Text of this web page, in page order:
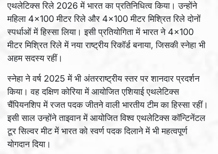
एथलेटिक्स रिले 2026 में भारत का प्रतिनिधित्व किया। उन्होंने
महिला 4×100 मीटर रिले और 4×100 मीटर मिश्रित रिले दोनों
स्पर्धाओं में हिस्सा लिया। इसी प्रतियोगिता में भारत ने 4×100
मीटर मिश्रित रिले में नया राष्ट्रीय रिकॉर्ड बनाया, जिसकी स्नेहा भी
अहम सदस्य रहीं।
स्नेहा ने वर्ष 2025 में भी अंतरराष्ट्रीय स्तर पर शानदार प्रदर्शन
किया। वह दक्षिण कोरिया में आयोजित एशियाई एथलेटिक्स
चैंपियनशिप में रजत पदक जीतने वाली भारतीय टीम का हिस्सा रहीं।
इसी साल उन्होंने ताइवान में आयोजित विश्व एथलेटिक्स कॉन्टिनेंटल
टूर सिल्वर मीट में भारत को स्वर्ण पदक दिलाने में भी महत्वपूर्ण
योगदान दिया।